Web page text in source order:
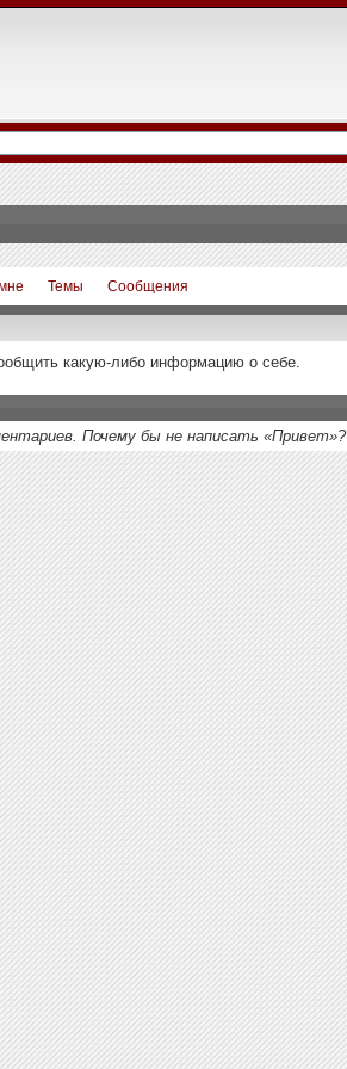
Темы Сообщения
какую-либо информацию о себе.
Почему бы не написать «Привет»?